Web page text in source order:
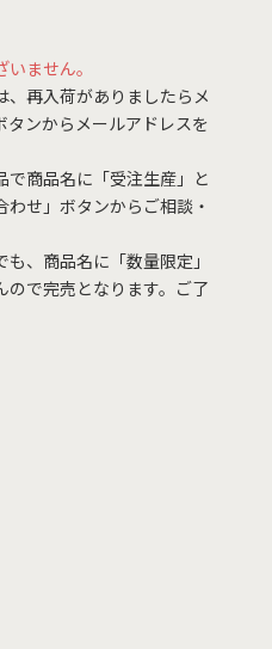
ません。
、再入荷がありましたらメ
ンからメールアドレスを
で商品名に「受注生産」と
せ」ボタンからご相談・
、商品名に「数量限定」
ので完売となります。ご了